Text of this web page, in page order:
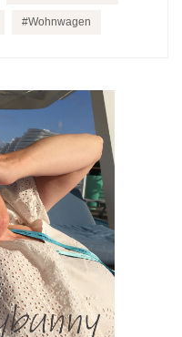
Wohnwagen